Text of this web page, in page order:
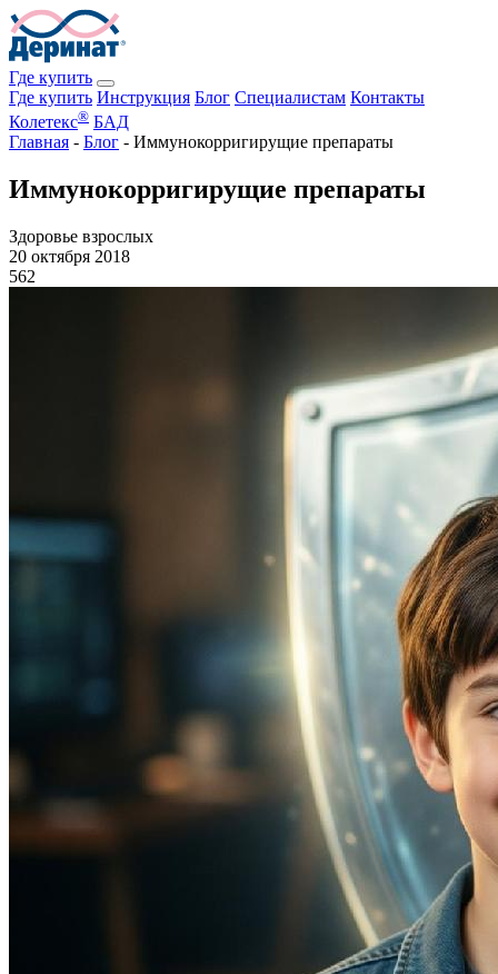
Где купить
Где купить Инструкция Блог Специалистам Контакты
Колетекс® БАД
Главная - Блог - Иммунокорригирущие препараты
Иммунокорригирущие препараты
Здоровье взрослых
20 октября 2018
562